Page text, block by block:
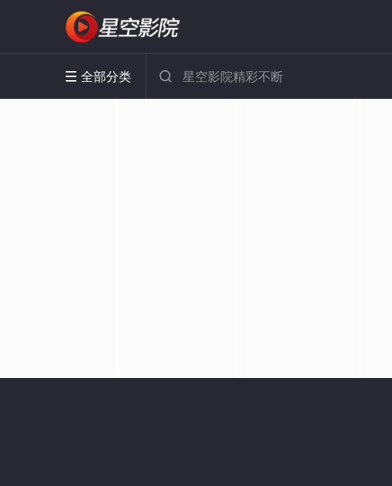
 全部分类 